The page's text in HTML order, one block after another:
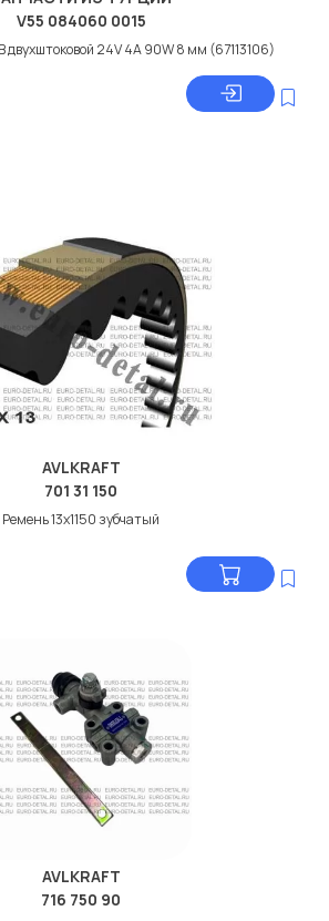
V55 084060 0015
двухштоковой 24V 4A 90W 8 мм (67113106)
AVLKRAFT
701 31 150
Ремень 13x1150 зубчатый
AVLKRAFT
716 750 90